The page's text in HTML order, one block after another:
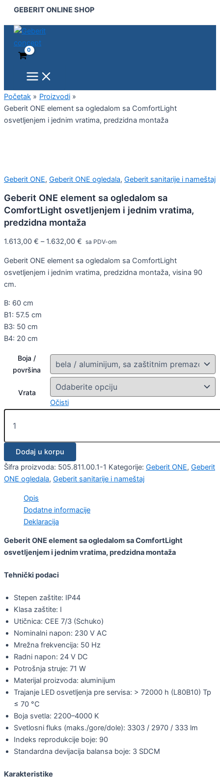
Pređi
sadržaj
GEBERIT ONLINE SHOP
Menu
Početak
Proizvodi
Geberit ONE element sa ogledalom sa ComfortLight
osvetljenjem i jednim vratima, predzidna montaža
Geberit ONE, Geberit ONE ogledala, Geberit sanitarije i nameštaj
Geberit ONE element sa ogledalom sa
ComfortLight osvetljenjem i jednim vratima,
predzidna montaža
1.613,00 € – 1.632,00 € sa PDV-om
Geberit ONE element sa ogledalom sa ComfortLight
osvetljenjem i jednim vratima, predzidna montaža, visina 90
cm.
B: 60 cm
B1: 57.5 cm
B3: 50 cm
B4: 20 cm
Boja /
površina
Vrata
Očisti
ONE
element
ogledalom
osvetljenjem
jednim
vratima,
predzidna
montaža
Dodaj u korpu
Šifra proizvoda: 505.811.00.1-1 Kategorije: Geberit ONE, Geberit
ONE ogledala, Geberit sanitarije i nameštaj
Opis
Dodatne informacije
Deklaracija
Geberit ONE element sa ogledalom sa ComfortLight
osvetljenjem i jednim vratima, predzidna montaža
Tehnički podaci
Stepen zaštite: IP44
Klasa zaštite: I
Utičnica: CEE 7/3 (Schuko)
Nominalni napon: 230 V AC
Mrežna frekvencija: 50 Hz
Radni napon: 24 V DC
Potrošnja struje: 71 W
Materijal proizvoda: aluminijum
Trajanje LED osvetljenja pre servisa: > 72000 h (L80B10) Tp
≤ 70 °C
Boja svetla: 2200–4000 K
Svetlosni fluks (maks./gore/dole): 3303 / 2970 / 333 lm
Indeks reprodukcije boje: 90
Standardna devijacija balansa boje: 3 SDCM
Karakteristike